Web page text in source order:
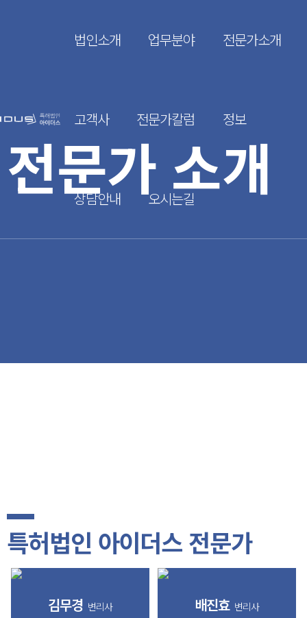
법인소개 업무분야 전문가소개
고객사 전문가칼럼 정보
상담안내 오시는길
전문가 소개
특허법인 아이더스 전문가
김무경 변리사 배진효 변리사